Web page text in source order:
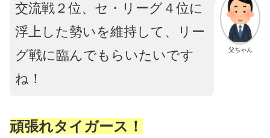
父ちゃん
交流戦２位、セ・リーグ４位に
浮上した勢いを維持して、リー
グ戦に臨んでもらいたいです
ね！
頑張れタイガース！